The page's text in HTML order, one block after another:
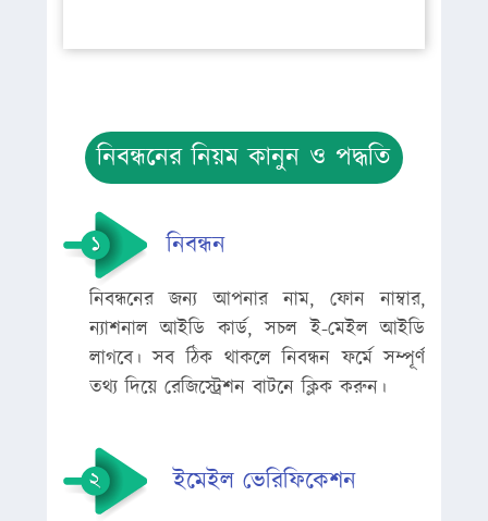
নিবন্ধনের নিয়ম কানুন ও পদ্ধতি
নিবন্ধন
নিবন্ধনের জন্য আপনার নাম, ফোন নাম্বার,
ন্যাশনাল আইডি কার্ড, সচল ই-মেইল আইডি
লাগবে। সব ঠিক থাকলে নিবন্ধন ফর্মে সম্পূর্ণ
তথ্য দিয়ে রেজিস্ট্রেশন বাটনে ক্লিক করুন।
ইমেইল ভেরিফিকেশন